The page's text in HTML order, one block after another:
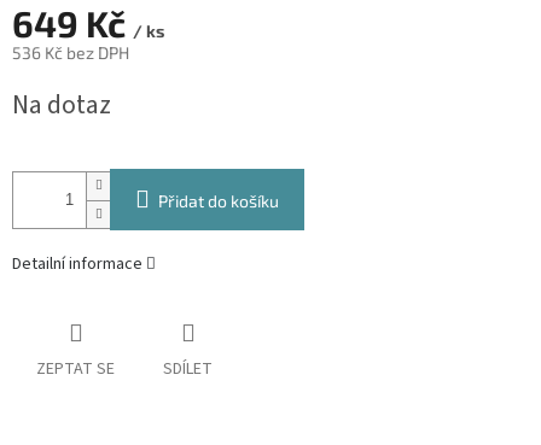
649 Kč / ks
536 Kč bez DPH
cena:
Na dotaz
Přidat do košíku
Detailní informace
ZEPTAT SE SDÍLET